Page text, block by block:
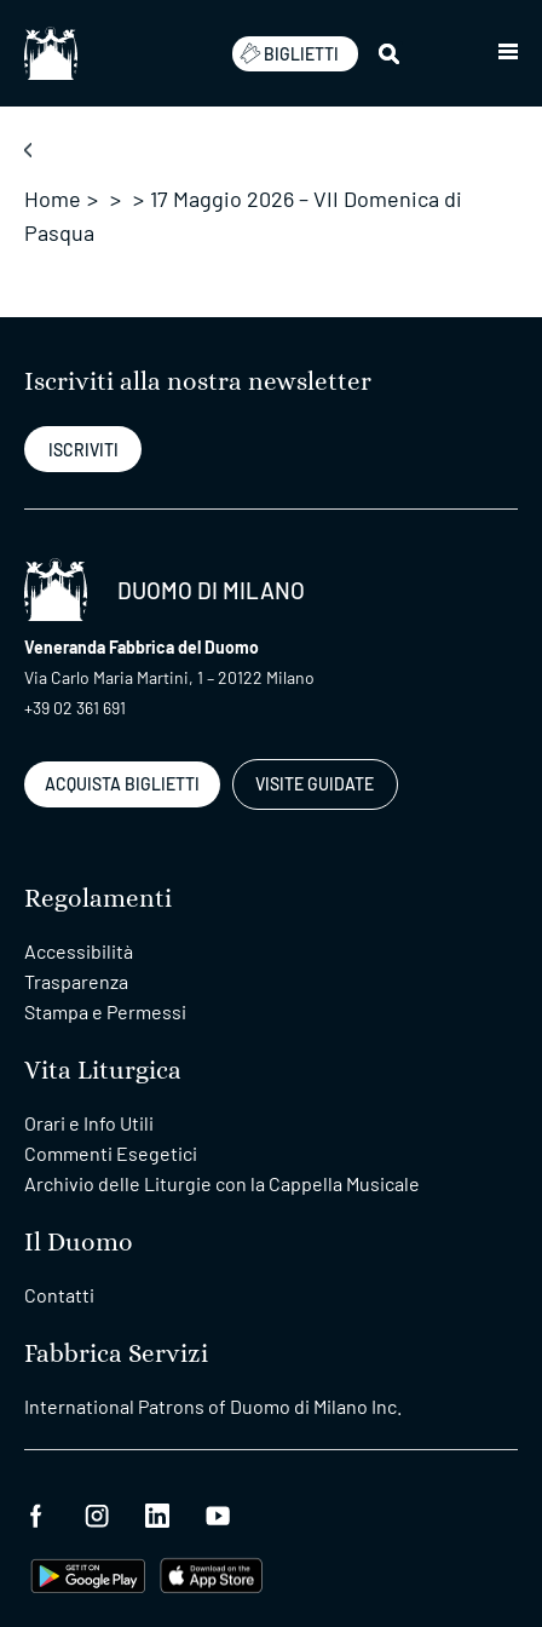
BIGLIETTI
Home > > > 17 Maggio 2026 – VII Domenica di
Pasqua
Iscriviti alla nostra newsletter
ISCRIVITI
DUOMO DI MILANO
Veneranda Fabbrica del Duomo
Via Carlo Maria Martini, 1 – 20122 Milano
+39 02 361 691
ACQUISTA BIGLIETTI VISITE GUIDATE
Regolamenti
Accessibilità
Trasparenza
Stampa e Permessi
Vita Liturgica
Orari e Info Utili
Commenti Esegetici
Archivio delle Liturgie con la Cappella Musicale
Il Duomo
Contatti
Fabbrica Servizi
International Patrons of Duomo di Milano Inc.